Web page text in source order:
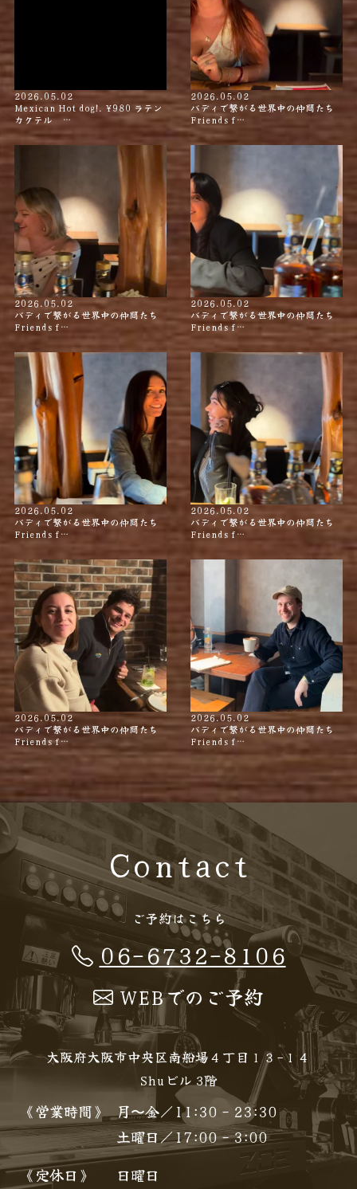
2026.05.02
Mexican Hot dog!. ¥980 ラテン
カクテル …
2026.05.02
バディで繋がる世界中の仲間たち
Friends f…
2026.05.02
バディで繋がる世界中の仲間たち
Friends f…
2026.05.02
バディで繋がる世界中の仲間たち
Friends f…
2026.05.02
バディで繋がる世界中の仲間たち
Friends f…
2026.05.02
バディで繋がる世界中の仲間たち
Friends f…
2026.05.02
バディで繋がる世界中の仲間たち
Friends f…
2026.05.02
バディで繋がる世界中の仲間たち
Friends f…
Contact
ご予約はこちら
06-6732-8106
WEBでのご予約
大阪府大阪市中央区南船場４丁目１３−１４
Shuビル 3階
《営業時間》
月〜金／11:30 - 23:30
土曜日／17:00 - 3:00
《定休日》
日曜日